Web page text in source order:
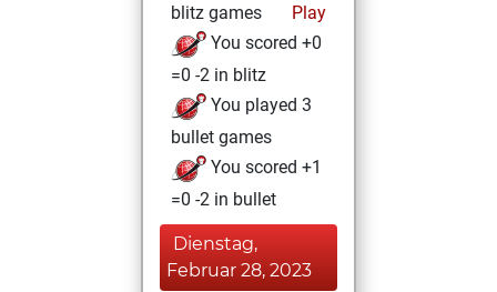
blitz games
Play
You scored +0
=0 -2 in blitz
You played 3
bullet games
You scored +1
=0 -2 in bullet
Dienstag,
Februar 28, 2023